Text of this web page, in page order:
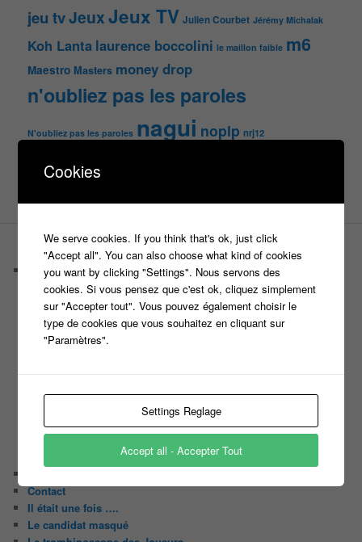
jeu tvJeuxJeux TV Julien Courbet Jérémy Michalak
Koh Lanta laurence boccolini le maillon faible m6
Maestro Masters money drop
n'oubliez pas les paroles
N'oubliez pas les paroles nagui noplp nrj12
Olivier Minne
PAGES
Castings
C’est quoi un casteur ?
C’est quoi un directeur de casting ?
Harry
Motus
C’est quoi un casting ?
Les 12 coups de midi
Les Z’Amours
Tout le monde veut prendre sa place
Contact
Il était une fois ….
Le candidat masqué
Cookies
We serve cookies. If you think that's ok, just click
"Accept all". You can also choose what kind of cookies
you want by clicking "Settings". Nous servons des
cookies. Si vous pensez que c'est ok, cliquez simplement
sur "Accepter tout". Vous pouvez également choisir le
type de cookies que vous souhaitez en cliquant sur
"Paramètres".
Settings Reglage
Accept all - Accepter Tout